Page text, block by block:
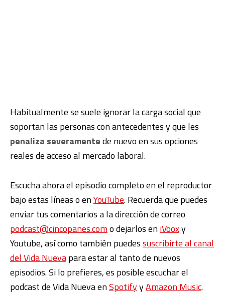
Habitualmente se suele ignorar la carga social que
soportan las personas con antecedentes y que les
penaliza severamentede nuevo en sus opciones
reales de acceso al mercado laboral.
Escucha ahora el episodio completo en el reproductor
bajo estas líneas o enYouTube. Recuerda que puedes
enviar tus comentarios a la dirección de correo
podcast@cincopanes.como dejarlos eniVooxy
Youtube, así como también puedessuscribirte al canal
del Vida Nuevapara estar al tanto de nuevos
episodios. Si lo prefieres, es posible escuchar el
podcast de Vida Nueva enSpotifyyAmazon Music.